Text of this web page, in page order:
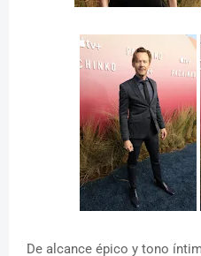
De alcance épico y tono